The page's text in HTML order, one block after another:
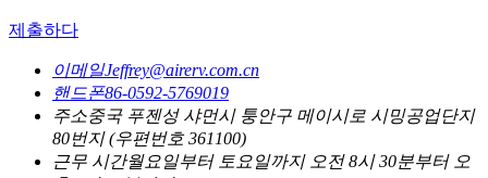
제출하다
이메일Jeffrey@airerv.com.cn
핸드폰86-0592-5769019
주소중국 푸젠성 샤먼시 퉁안구 메이시로 시밍공업단지
80번지 (우편번호 361100)
근무 시간월요일부터 토요일까지 오전 8시 30분부터 오